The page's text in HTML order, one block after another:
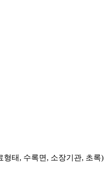
형태, 수록면, 소장기관, 초록)